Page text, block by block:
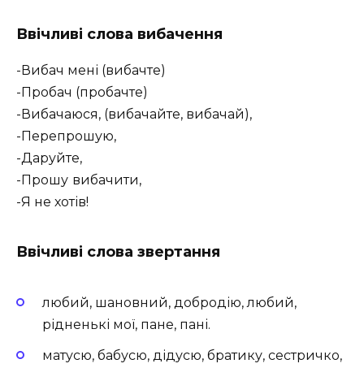
Ввічливі слова вибачення
-Вибач мені (вибачте)
-Пробач (пробачте)
-Вибачаюся, (вибачайте, вибачай),
-Перепрошую,
-Даруйте,
-Прошу вибачити,
-Я не хотів!
Ввічливі слова звертання
любий, шановний, добродію, любий,
рідненькі мої, пане, пані.
матусю, бабусю, дідусю, братику, сестричко,